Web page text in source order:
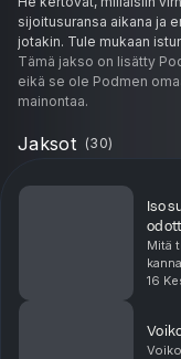
sijoitusuransa aikana ja
jotakin. Tule mukaan
Tämä jakso on lisätty
eikä se ole Podmen
mainontaa.
Jaksot (30)
Iso
Mitä
16